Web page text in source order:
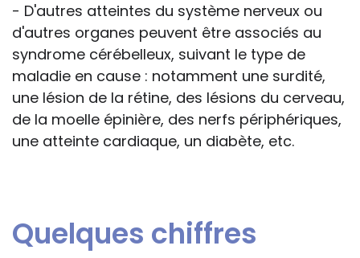
- D'autres atteintes du système nerveux ou
d'autres organes peuvent être associés au
syndrome cérébelleux, suivant le type de
maladie en cause : notamment une surdité,
une lésion de la rétine, des lésions du cerveau,
de la moelle épinière, des nerfs périphériques,
une atteinte cardiaque, un diabète, etc.
Quelques chiffres